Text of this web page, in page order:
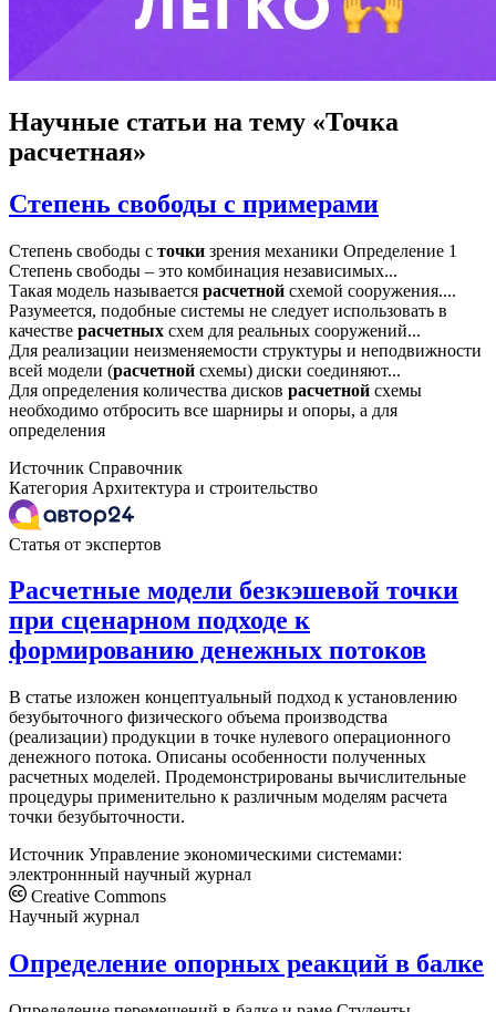
Научные статьи на тему «Точка
расчетная»
Степень свободы с примерами
Степень свободы с точки зрения механики Определение 1
Степень свободы – это комбинация независимых...
Такая модель называется расчетной схемой сооружения....
Разумеется, подобные системы не следует использовать в
качестве расчетных схем для реальных сооружений...
Для реализации неизменяемости структуры и неподвижности
всей модели (расчетной схемы) диски соединяют...
Для определения количества дисков расчетной схемы
необходимо отбросить все шарниры и опоры, а для
определения
Источник Справочник
Категория Архитектура и строительство
Статья от экспертов
Расчетные модели безкэшевой точки
при сценарном подходе к
формированию денежных потоков
В статье изложен концептуальный подход к установлению
безубыточного физического объема производства
(реализации) продукции в точке нулевого операционного
денежного потока. Описаны особенности полученных
расчетных моделей. Продемонстрированы вычислительные
процедуры применительно к различным моделям расчета
точки безубыточности.
Источник Управление экономическими системами:
электроннный научный журнал
Creative Commons
Научный журнал
Определение опорных реакций в балке